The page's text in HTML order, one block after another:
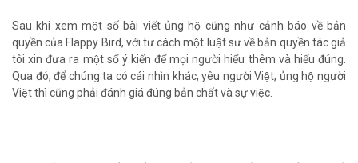
Sau khi xem một số bài viết ủng hộ cũng như cảnh báo về bản
quyền của Flappy Bird, với tư cách một luật sư về bản quyền tác giả
tôi xin đưa ra một số ý kiến để mọi người hiểu thêm và hiểu đúng.
Qua đó, để chúng ta có cái nhìn khác, yêu người Việt, ủng hộ người
Việt thì cũng phải đánh giá đúng bản chất và sự việc.